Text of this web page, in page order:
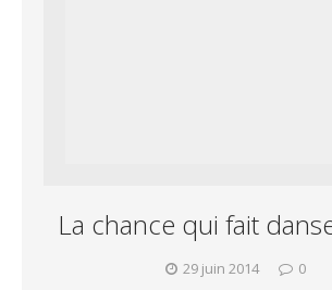
La chance qui fait
29 juin 2014 0